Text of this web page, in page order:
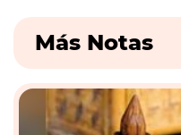
Más Notas